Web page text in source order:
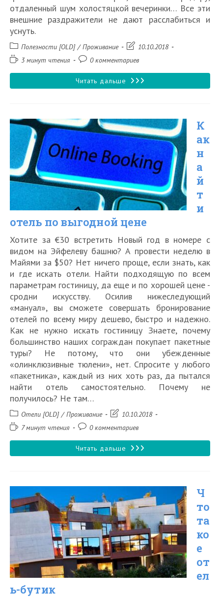
отдаленный шум холостяцкой вечеринки… Все эти
внешние раздражители не дают расслабиться и
уснуть.
Рубрика
записи:
Полезности [OLD] / Проживание
Запись10.10.2018
Время3 минут чтения
Комментарии
записи:
0 комментариев
Читать дальше На
или
Как
выспаться
отеле
К
ак
н
а
й
т
и
отель по выгодной цене
Хотите за €30 встретить Новый год в номере с
видом на Эйфелеву башню? А провести неделю в
Майями за $50? Нет ничего проще, если знать, как
и где искать отели. Найти подходящую по всем
параметрам гостиницу, да еще и по хорошей цене -
сродни искусству. Осилив нижеследующий
«мануал», вы сможете совершать бронирование
отелей по всему миру дешево, быстро и надежно.
Как не нужно искать гостиницу Знаете, почему
большинство наших сограждан покупает пакетные
туры? Не потому, что они убежденные
«олинклюзивные тюлени», нет. Спросите у любого
«пакетника», каждый из них хоть раз, да пытался
найти отель самостоятельно. Почему не
получилось? Не там…
Рубрика
записи:
Отели [OLD] / Проживание
Запись10.10.2018
Время7 минут чтения
Комментарии
записи:
0 комментариев
Читать дальше Как
по
выгодной
цене
Ч
то
та
ко
е
от
ел
ь-бутик